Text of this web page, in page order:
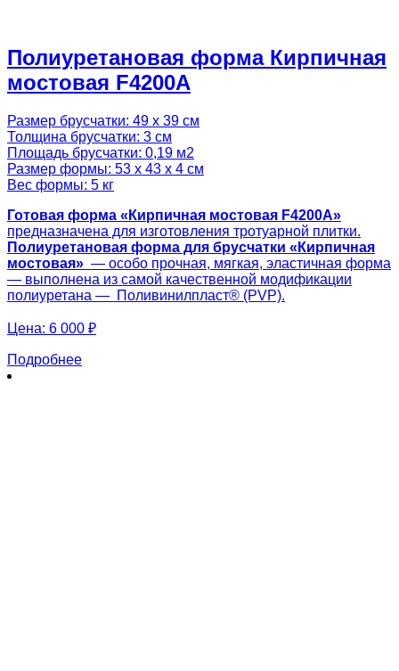
Полиуретановая форма Кирпичная
мостовая F4200A
Размер брусчатки: 49 х 39 см
Толщина брусчатки: 3 см
Площадь брусчатки: 0,19 м2
Размер формы: 53 х 43 х 4 см
Вес формы: 5 кг
Готовая форма « Кирпичная мостовая F4200A»
предназначена для изготовления тротуарной плитки.
Полиуретановая форма для брусчатки « Кирпичная
мостовая» — особо прочная, мягкая, эластичная форма
— выполнена из самой качественной модификации
полиуретана — Поливинилпласт® (PVP).
Цена: 6 000 ₽
Подробнее